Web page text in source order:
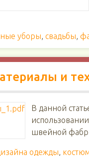
уборы, свадьбы,
и
В данной
швейной
одежды,